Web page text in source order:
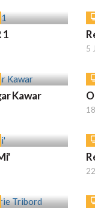
1
5
Kawar